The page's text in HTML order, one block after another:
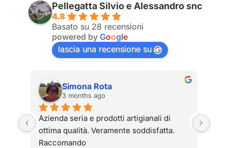
Pellegatta Silvio e Alessandro snc
4.8
Basato su 28 recensioni
powered by Google
lascia una recensione su
Simona Rota
3 months ago
Azienda seria e prodotti artigianali di
ottima qualità. Veramente soddisfatta.
Raccomando